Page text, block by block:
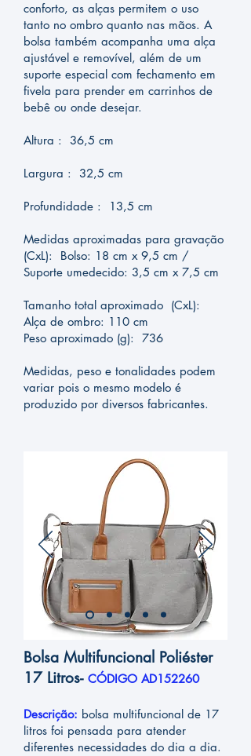
conforto, as alças permitem o uso
tanto no ombro quanto nas mãos. A
bolsa também acompanha uma alça
ajustável e removível, além de um
suporte especial com fechamento em
fivela para prender em carrinhos de
bebê ou onde desejar.
Altura : 36,5 cm
Largura : 32,5 cm
Profundidade : 13,5 cm
Medidas aproximadas para gravação
(CxL): Bolso: 18 cm x 9,5 cm /
Suporte umedecido: 3,5 cm x 7,5 cm
Tamanho total aproximado (CxL):
Alça de ombro: 110 cm
Peso aproximado (g): 736
Medidas, peso e tonalidades podem
variar pois o mesmo modelo é
produzido por diversos fabricantes.
Bolsa Multifuncional Poliéster
17 Litros- CÓDIGO AD152260
Descrição: bolsa multifuncional de 17
litros foi pensada para atender
diferentes necessidades do dia a dia.